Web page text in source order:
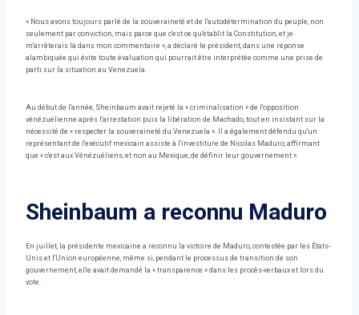
« Nous avons toujours parlé de la souveraineté et de l'autodétermination du peuple, non
seulement par conviction, mais parce que c'est ce qu'établit la Constitution, et je
m'arrêterais là dans mon commentaire », a déclaré le président, dans une réponse
alambiquée qui évite toute évaluation qui pourrait être interprétée comme une prise de
parti sur la situation au Venezuela.
Au début de l'année, Sheinbaum avait rejeté la « criminalisation » de l'opposition
vénézuélienne après l'arrestation puis la libération de Machado, tout en insistant sur la
nécessité de « respecter la souveraineté du Venezuela ». Il a également défendu qu'un
représentant de l'exécutif mexicain assiste à l'investiture de Nicolas Maduro, affirmant
que « c'est aux Vénézuéliens, et non au Mexique, de définir leur gouvernement ».
Sheinbaum a reconnu Maduro
En juillet, la présidente mexicaine a reconnu la victoire de Maduro, contestée par les États-
Unis et l'Union européenne, même si, pendant le processus de transition de son
gouvernement, elle avait demandé la « transparence » dans les procès-verbaux et lors du
vote.